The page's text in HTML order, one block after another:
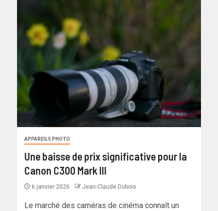
APPAREILS PHOTO
Une baisse de prix significative pour la
Canon C300 Mark III
6 janvier 2026 Jean-Claude Dubois
Le marché des caméras de cinéma connaît un